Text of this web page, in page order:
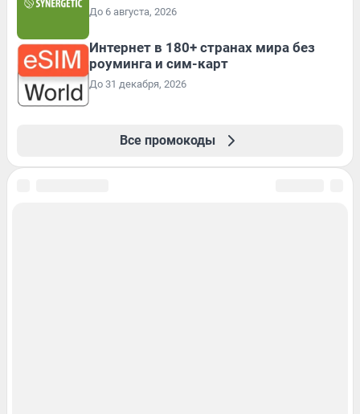
До 6 августа, 2026
Интернет в 180+ странах мира без
роуминга и сим-карт
До 31 декабря, 2026
Все промокоды